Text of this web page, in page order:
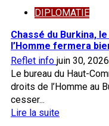
de
des
États-
Unis
:
ce
Diop
DIPLOMATIE
Chassé du Burkina,
l’Homme fermera
Reflet info juin 30, 2026
Le bureau du Haut-
droits de l’Homme au
cesser...
Lire la suiteEn